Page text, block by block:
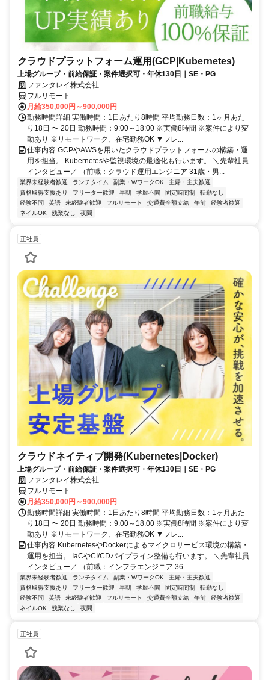
クラウドプラットフォーム運用(GCP|Kubernetes)
上場グループ・前給保証・案件選択可・年休130日｜SE・PG
ファンタレイ株式会社
フルリモート
月給350,000円～900,000円
勤務時間詳細 実働時間：1日あたり8時間 平均勤務日数：1ヶ月あた
り18日 〜 20日 勤務時間：9:00～18:00 ※実働8時間 ※案件により変
動あり ※リモートワーク、在宅勤務OK ▼フレ...
仕事内容 GCPやAWSを用いたクラウドプラットフォームの構築・運
用を担当。 Kubernetesや監視環境の最適化も行います。 ＼先輩社員
インタビュー／ （前職：クラウド運用エンジニア 31歳・男...
業界未経験者歓迎 ランチタイム 副業・WワークOK
主婦・主夫歓迎
資格取得支援あり
フリーター歓迎 早朝 学歴不問 固定時間制
転勤なし
経験不問
英語 未経験者歓迎 フルリモート 交通費全額支給 午前
経験者歓迎
ネイルOK
残業なし 夜間
正社員
クラウドネイティブ開発(Kubernetes|Docker)
上場グループ・前給保証・案件選択可・年休130日｜SE・PG
ファンタレイ株式会社
フルリモート
月給350,000円～900,000円
勤務時間詳細 実働時間：1日あたり8時間 平均勤務日数：1ヶ月あた
り18日 〜 20日 勤務時間：9:00～18:00 ※実働8時間 ※案件により変
動あり ※リモートワーク、在宅勤務OK ▼フレ...
仕事内容 KubernetesやDockerによるマイクロサービス環境の構築・
運用を担当。 IaCやCI/CDパイプライン整備も行います。 ＼先輩社員
インタビュー／ （前職：インフラエンジニア 36...
業界未経験者歓迎 ランチタイム 副業・WワークOK
主婦・主夫歓迎
資格取得支援あり
フリーター歓迎 早朝 学歴不問 固定時間制
転勤なし
経験不問
英語 未経験者歓迎 フルリモート 交通費全額支給 午前
経験者歓迎
ネイルOK
残業なし 夜間
正社員